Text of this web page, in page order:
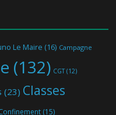
Le Maire (16) Campagne
(132) CGT(12)
(23) Classes
(15)